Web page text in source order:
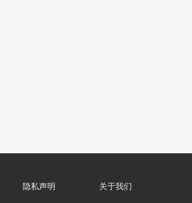
隐私声明 关于我们